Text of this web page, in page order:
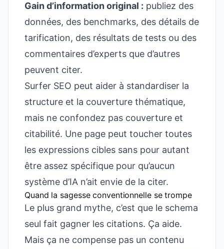
Gain d’information original : publiez des
données, des benchmarks, des détails de
tarification, des résultats de tests ou des
commentaires d’experts que d’autres
peuvent citer.
Surfer SEO peut aider à standardiser la
structure et la couverture thématique,
mais ne confondez pas couverture et
citabilité. Une page peut toucher toutes
les expressions cibles sans pour autant
être assez spécifique pour qu’aucun
système d’IA n’ait envie de la citer.
Quand la sagesse conventionnelle se trompe
Le plus grand mythe, c’est que le schema
seul fait gagner les citations. Ça aide.
Mais ça ne compense pas un contenu